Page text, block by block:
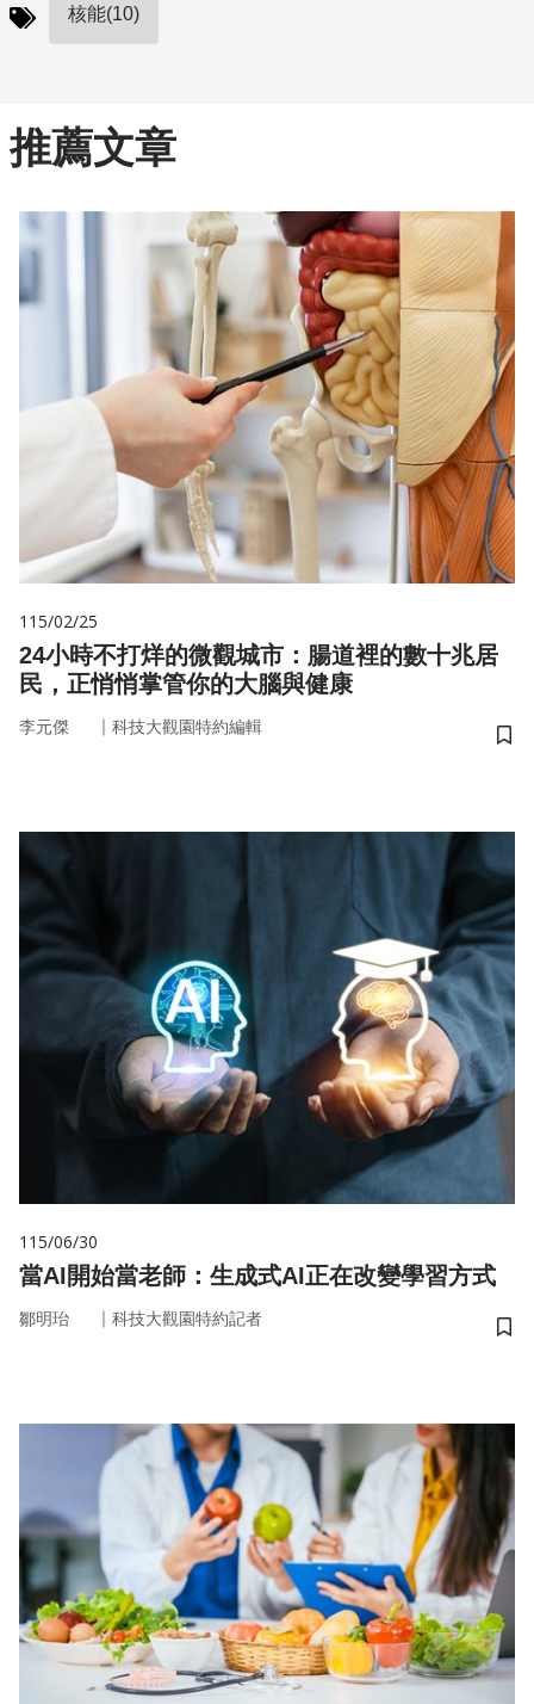
核能(10)
推薦文章
115/02/25
24小時不打烊的微觀城市：腸道裡的數十兆居
民，正悄悄掌管你的大腦與健康
李元傑 ｜ 科技大觀園特約編輯
儲
115/06/30
當AI開始當老師：生成式AI正在改變學習方式
鄒明珆 ｜ 科技大觀園特約記者
儲